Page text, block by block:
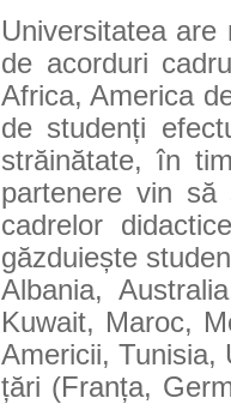
Universitatea
de acorduri
Africa, America
de studenți
străinătate, în
partenere vin să
cadrelor
găzduiește
Albania,
Kuwait, Maroc,
Americii, Tunisia,
țări (Franța,